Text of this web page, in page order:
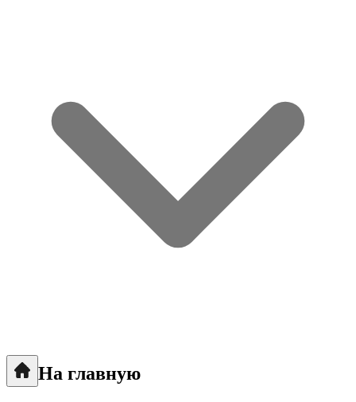
На главную